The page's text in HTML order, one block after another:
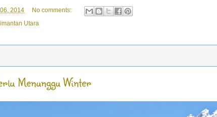
2014
No comments:
Utara
Menunggu Winter